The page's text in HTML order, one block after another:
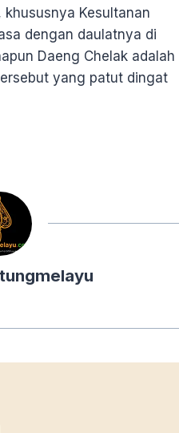
Kesultanan
dengan daulatnya di
Daeng Chelak adalah
yang patut dingat